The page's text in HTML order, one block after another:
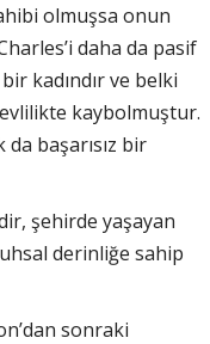
olmuşsa onun
daha da pasif
kadındır ve belki
kaybolmuştur.
başarısız bir
şehirde yaşayan
derinliğe sahip
sonraki